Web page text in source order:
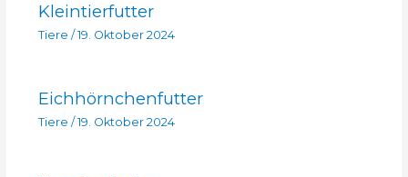
Kleintierfutter
Tiere / 19. Oktober 2024
Eichhörnchenfutter
Tiere /19. Oktober 2024